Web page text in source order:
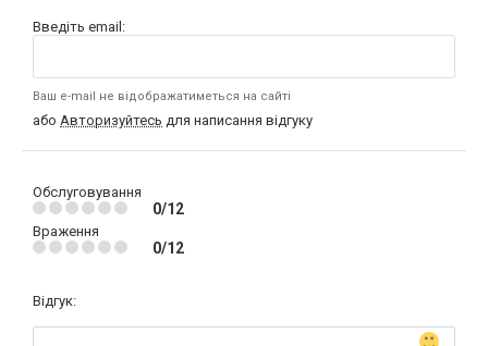
Введіть email:
Ваш e-mail не відображатиметься на сайті
або Авторизуйтесь для написання відгуку
Обслуговування
0/12
Враження
0/12
Відгук: